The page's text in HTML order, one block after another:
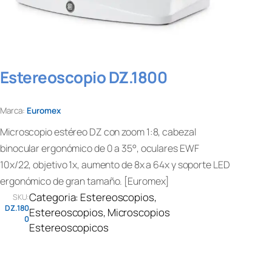
Estereoscopio DZ.1800
Marca: Euromex
Microscopio estéreo DZ con zoom 1:8, cabezal
binocular ergonómico de 0 a 35°, oculares EWF
10x/22, objetivo 1x, aumento de 8x a 64x y soporte LED
ergonómico de gran tamaño. [Euromex]
SKU:
DZ.180
0
Categoria: Estereoscopios
Estereoscopios, Microscopios
Estereoscopicos